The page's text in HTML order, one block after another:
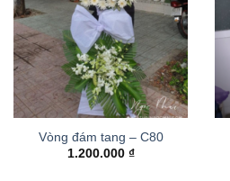
Vòng đám tang – C80
1.200.000 ₫